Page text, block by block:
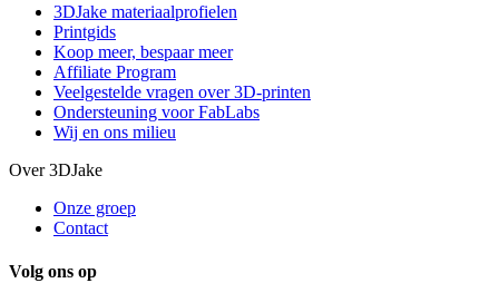
3DJake materiaalprofielen
Printgids
Koop meer, bespaar meer
Affiliate Program
Veelgestelde vragen over 3D-printen
Ondersteuning voor FabLabs
Wij en ons milieu
Over 3DJake
Onze groep
Contact
Volg ons op